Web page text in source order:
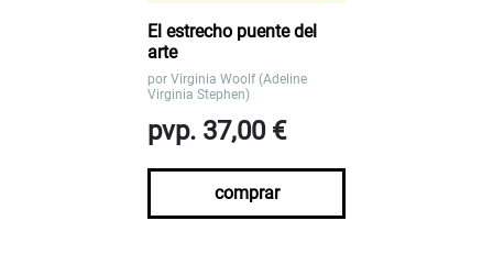
El estrecho puente del
arte
por Virginia Woolf (Adeline
Virginia Stephen)
pvp. 37,00 €
comprar